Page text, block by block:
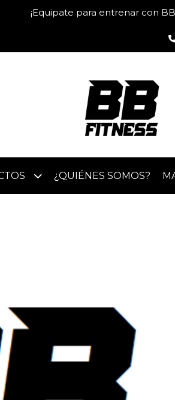
¡Equipate para entrenar con
¿QUIÉNES SOMOS?